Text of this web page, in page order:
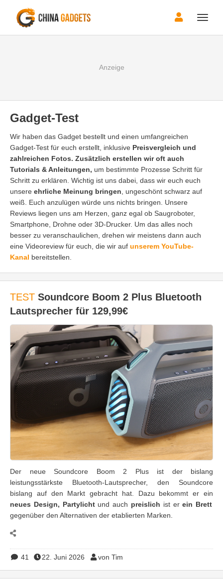
Toggle
Gadget-Test
Wir haben das Gadget bestellt und einen umfangreichen
Gadget-Test für euch erstellt, inklusive Preisvergleich und
zahlreichen Fotos. Zusätzlich erstellen wir oft auch
Tutorials & Anleitungen, um bestimmte Prozesse Schritt für
Schritt zu erklären. Wichtig ist uns dabei, dass wir euch euch
unsere ehrliche Meinung bringen , ungeschönt schwarz auf
weiß. Euch anzulügen würde uns nichts bringen. Unsere
Reviews liegen uns am Herzen, ganz egal ob Saugroboter,
Smartphone, Drohne oder 3D-Drucker. Um das alles noch
besser zu veranschaulichen, drehen wir meistens dann auch
eine Videoreview für euch, die wir auf unserem YouTube-
Kanal bereitstellen.
TEST Soundcore Boom 2 Plus Bluetooth
Lautsprecher für 129,99€
Der neue Soundcore Boom 2 Plus ist der bislang
leistungsstärkste Bluetooth-Lautsprecher, den Soundcore
bislang auf den Markt gebracht hat. Dazu bekommt er ein
neues Design, Partylichtund auch preislich ist erein Brett
gegenüber den Alternativen der etablierten Marken.
41 22. Juni 2026 von Tim